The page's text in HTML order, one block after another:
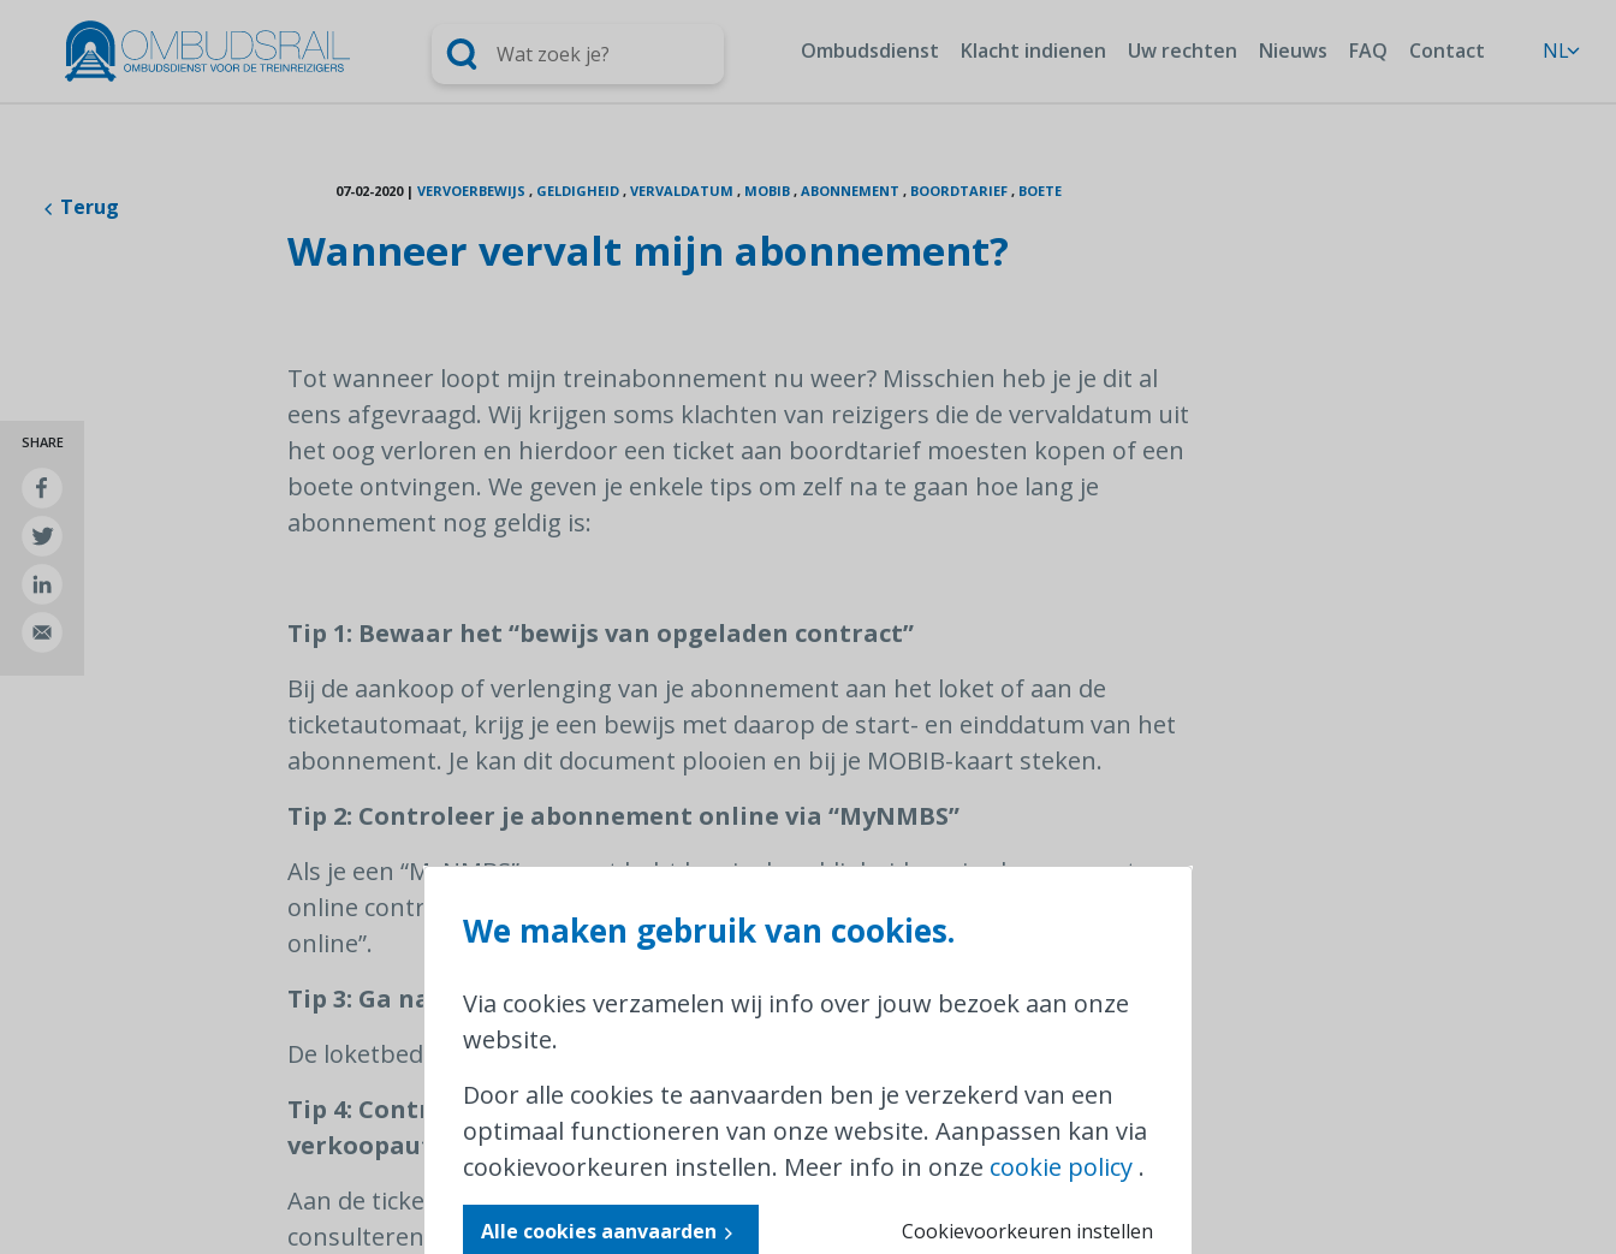
Zoeken Ombudsdienst Klacht indienen Uw rechten Nieuws FAQ Contact NL
Terug
07-02-2020 | VERVOERBEWIJS , GELDIGHEID , VERVALDATUM , MOBIB , ABONNEMENT , BOORDTARIEF , BOETE
Wanneer vervalt mijn abonnement?
Tot wanneer loopt mijn treinabonnement nu weer? Misschien heb je je dit al
eens afgevraagd. Wij krijgen soms klachten van reizigers die de vervaldatum uit
het oog verloren en hierdoor een ticket aan boordtarief moesten kopen of een
boete ontvingen. We geven je enkele tips om zelf na te gaan hoe lang je
abonnement nog geldig is:
Tip 1: Bewaar het “bewijs van opgeladen contract”
Bij de aankoop of verlenging van je abonnement aan het loket of aan de
ticketautomaat, krijg je een bewijs met daarop de start- en einddatum van het
abonnement. Je kan dit document plooien en bij je MOBIB-kaart steken.
Tip 2: Controleer je abonnement online via “MyNMBS”
Als je een “MyNMBS”-account hebt kan je de geldigheid van je abonnement
online controleren. Log in en ga naar de rubriek “Verleng je abonnement
online”.
Tip 3: Ga naar het loket
De loketbediende kan de geldigheidsduur van je abonnement voor je nagaan.
Tip 4: Controleer de gegevens op je MOBIB-kaart aan een
verkoopautomaat
Aan de ticketautomaten van de NMBS kan je de gegevens op je MOBIB-kaart
consulteren. Plaats hiervoor de MOBIB-kaart op de daarvoor voorziene lezer.
SHARE
We maken gebruik van cookies.
Via cookies verzamelen wij info over jouw bezoek aan onze
website.
Door alle cookies te aanvaarden ben je verzekerd van een
optimaal functioneren van onze website. Aanpassen kan via
cookievoorkeuren instellen. Meer info in onze cookie policy .
Alle cookies aanvaarden Cookievoorkeuren instellen